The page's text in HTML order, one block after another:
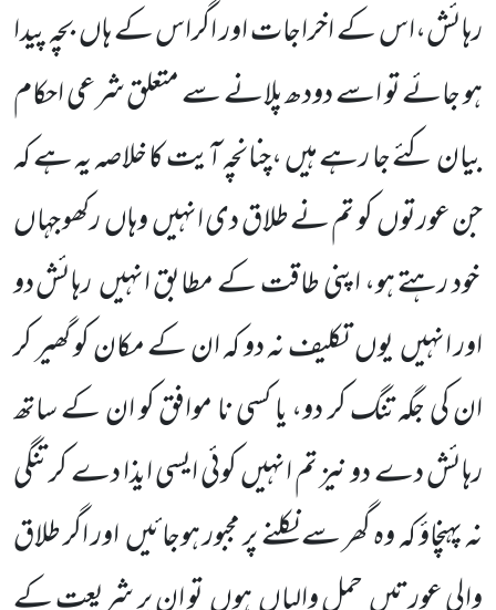
رہائش،اس کے اخراجات اور اگراس کے ہاںبچہ پیدا
ہو جائے تو اسے دودھ پلانے سے متعلق شرعی احکام
بیان کئے جا رہے ہیں ،چنانچہ آیت کا خلاصہ یہ ہے کہ
جن عورتوںکو تم نے طلاق دی انہیںوہاںرکھو جہاں
خود رہتے ہو، اپنی طاقت کے مطابق انہیںرہائش دو
اور انہیںیوںتکلیف نہ دو کہ ان کے مکان کو گھیر کر
ان کی جگہ تنگ کر دو، یا کسی نا موافق کو ان کے ساتھ
رہائش دے دو نیز تم انہیں کوئی ایسی ایذا دے کر تنگی
نہ پہنچاؤ کہ وہ گھر سے نکلنے پر مجبور ہوجائیںاور اگر طلاق